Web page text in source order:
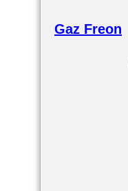
Gaz Freon